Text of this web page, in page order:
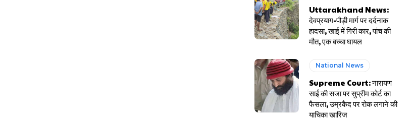
Uttarakhand News:
देवप्रयाग-पौड़ी मार्ग पर दर्दनाक
हादसा, खाई में गिरी कार, पांच की
मौत, एक बच्चा घायल
National News
Supreme Court: नारायण
साईं की सजा पर सुप्रीम कोर्ट का
फैसला, उम्रकैद पर रोक लगाने की
याचिका खारिज